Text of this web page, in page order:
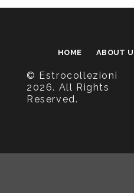
© Estrocollezioni
2026. All Rights
Reserved.
HOME ABOUT